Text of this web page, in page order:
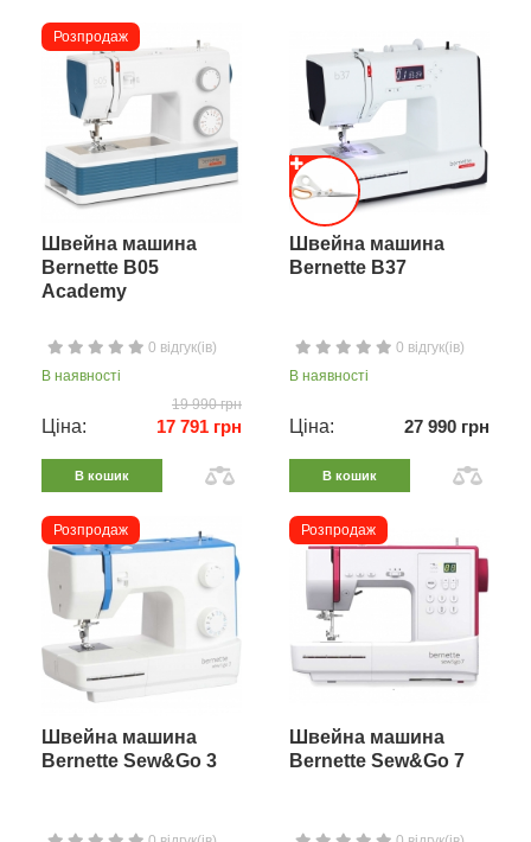
Розпродаж
Швейна машина
Bernette B05
Academy
0 відгук(ів)
В наявності
19 990 грн
Ціна: 17 791 грн
В кошик
Швейна машина
Bernette B37
0 відгук(ів)
В наявності
Ціна: 27 990 грн
В кошик
Розпродаж
Швейна машина
Bernette Sew&Go 3
Розпродаж
Швейна машина
Bernette Sew&Go 7